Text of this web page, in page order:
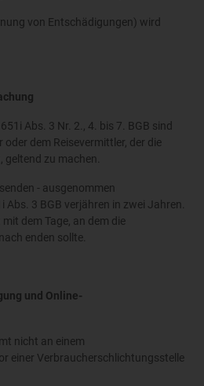
von Entschädigungen) wird
Abs. 3 Nr. 2., 4. bis 7. BGB sind
dem Reisevermittler, der die
zu machen.
- ausgenommen
3 BGB verjähren in zwei Jahren.
dem Tage, an dem die
enden sollte.
und Online-
nicht an einem
einer Verbraucherschlichtungsstelle